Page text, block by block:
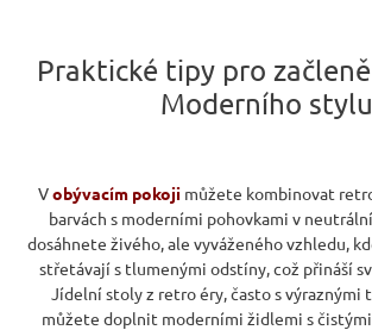
Praktické tipy pro
Moderního stylu
Vobývacím pokoji můžete kombinovat
barvách s moderními pohovkami v
dosáhnete živého, ale vyváženého vzhledu,
střetávají s tlumenými odstíny, což přináší
Jídelní stoly z retro éry, často s výraznými
můžete doplnit moderními židlemi s